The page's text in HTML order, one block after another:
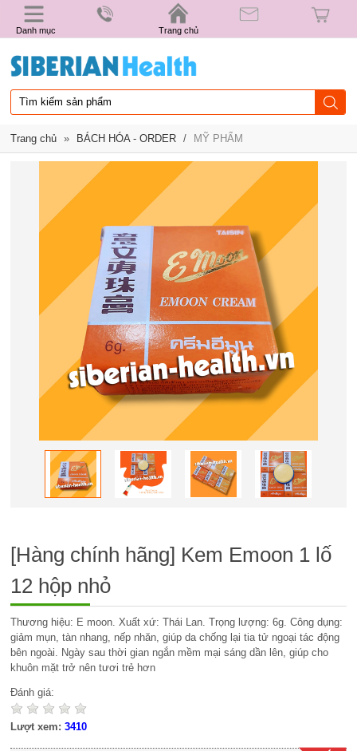
Danh mục Trang chủ
Trang chủ » BÁCH HÓA - ORDER / MỸ PHẨM
[Hàng chính hãng] Kem Emoon 1 lố
12 hộp nhỏ
Thương hiệu: E moon. Xuất xứ: Thái Lan. Trọng lượng: 6g. Công dụng:
giảm mụn, tàn nhang, nếp nhăn, giúp da chống lại tia tử ngoại tác động
bên ngoài. Ngày sau thời gian ngắn mềm mại sáng dần lên, giúp cho
khuôn mặt trở nên tươi trẻ hơn
Đánh giá:
Lượt xem:3410